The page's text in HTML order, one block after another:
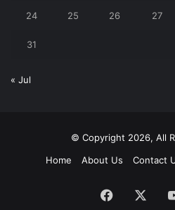
24 25 26 27
31
« Jul
© Copyright 2026, All
Home
About Us Contact
Facebook